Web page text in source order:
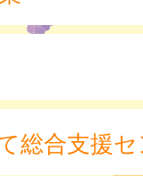
総合支援